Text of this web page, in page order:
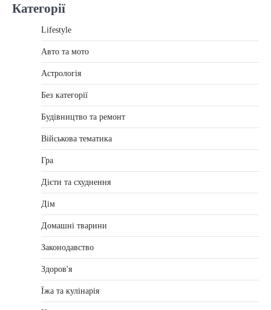
Категорії
Lifestyle
Авто та мото
Астрологія
Без категорії
Будівництво та ремонт
Військова тематика
Гра
Дієти та схуднення
Дім
Домашні тварини
Законодавство
Здоров'я
Їжа та кулінарія